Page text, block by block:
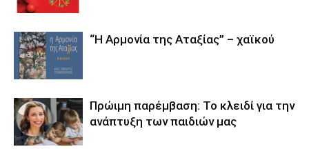
“Η Αρμονία της Αταξίας” – χαϊκού
Πρώιμη παρέμβαση: Το κλειδί για την
ανάπτυξη των παιδιών µας